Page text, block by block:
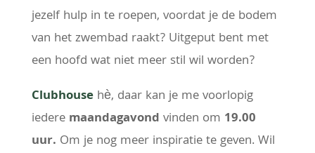
jezelf hulp in te roepen, voordat je de bodem
van het zwembad raakt? Uitgeput bent met
een hoofd wat niet meer stil wil worden?
Clubhousehè, daar kan je me voorlopig
iedere maandagavond vinden om 19.00
uur. Om je nog meer inspiratie te geven. Wil